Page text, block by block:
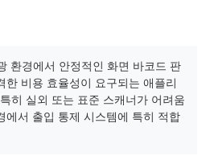
환경에서 안정적인 화면 바코드 판
한 비용 효율성이 요구되는 애플리
히 실외 또는 표준 스캐너가 어려움
에서 출입 통제 시스템에 특히 적합